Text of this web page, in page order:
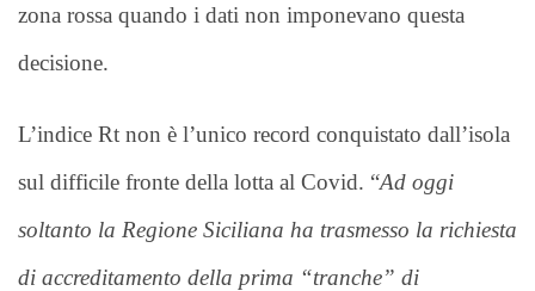
zona rossa quando i dati non imponevano questa
decisione.
L’indice Rt non è l’unico record conquistato dall’isola
sul difficile fronte della lotta al Covid. “Ad oggi
soltanto la Regione Siciliana ha trasmesso la richiesta
di accreditamento della prima “tranche” di